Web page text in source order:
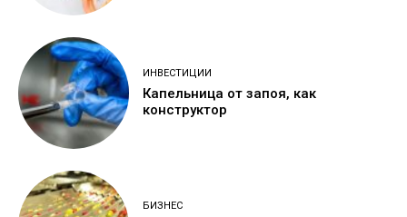
ИНВЕСТИЦИИ
Капельница от запоя, как
конструктор
БИЗНЕС